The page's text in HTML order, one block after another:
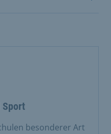
Sport
besonderer Art